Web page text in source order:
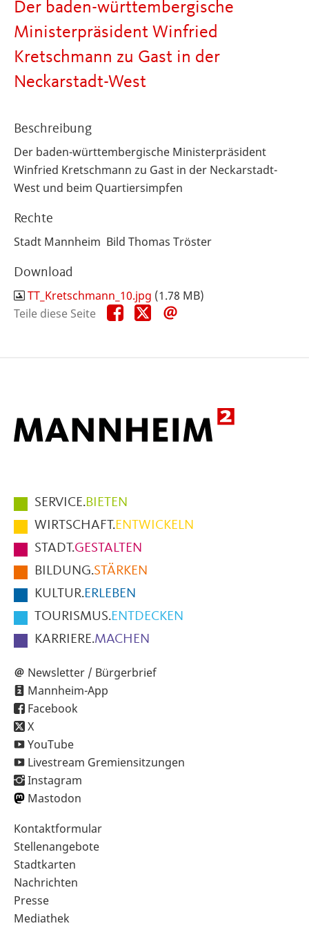
Der baden-württembergische
Ministerpräsident Winfried
Kretschmann zu Gast in der
Neckarstadt-West
Beschreibung
Der baden-württembergische Ministerpräsident
Winfried Kretschmann zu Gast in der Neckarstadt-
West und beim Quartiersimpfen
Rechte
Stadt Mannheim Bild Thomas Tröster
Download
TT_Kretschmann_10.jpg (1.78 MB)
Teile diese Seite
Teile
diese
Teile
diese
Hauptmenüpunkte
im
Fußbereich
der
Seite
SERVICE.BIETEN
WIRTSCHAFT.ENTWICKELN
STADT.GESTALTEN
BILDUNG.STÄRKEN
KULTUR.ERLEBEN
TOURISMUS.ENTDECKEN
KARRIERE.MACHEN
Newsletter / Bürgerbrief
Mannheim-App
Facebook
X
YouTube
Livestream Gremiensitzungen
Instagram
Mastodon
Sekundärnavigation
im
Fußbereich
Kontaktformular
Stellenangebote
Stadtkarten
Nachrichten
Presse
Mediathek